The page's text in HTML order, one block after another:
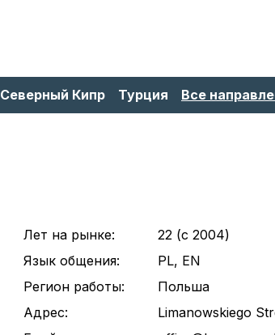
Северный Кипр Турция Все
Лет на рынке:
22 (c 2004)
Язык общения:
PL, EN
Регион работы:
Польша
Адрес:
Limanowskiego